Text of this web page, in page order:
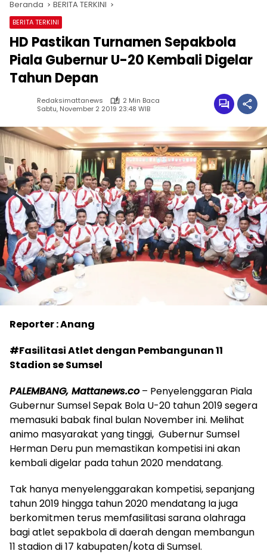
Beranda BERITA TERKINI
BERITA TERKINI
HD Pastikan Turnamen Sepakbola
Piala Gubernur U-20 Kembali Digelar
Tahun Depan
Redaksimattanews
2 Min Baca
Sabtu, November 2 2019 23:48 WIB
Reporter : Anang
#Fasilitasi Atlet dengan Pembangunan 11
Stadion se Sumsel
PALEMBANG, Mattanews.co– Penyelenggaran Piala
Gubernur Sumsel Sepak Bola U-20 tahun 2019 segera
memasuki babak final bulan November ini. Melihat
animo masyarakat yang tinggi, Gubernur Sumsel
Herman Deru pun memastikan kompetisi ini akan
kembali digelar pada tahun 2020 mendatang.
Tak hanya menyelenggarakan kompetisi, sepanjang
tahun 2019 hingga tahun 2020 mendatang Ia juga
berkomitmen terus memfasilitasi sarana olahraga
bagi atlet sepakbola di daerah dengan membangun
11 stadion di 17 kabupaten/kota di Sumsel.